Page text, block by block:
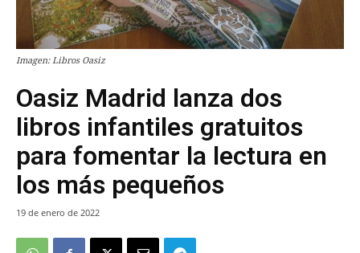
Imagen: Libros Oasiz
Oasiz Madrid lanza dos
libros infantiles gratuitos
para fomentar la lectura en
los más pequeños
19 de enero de 2022